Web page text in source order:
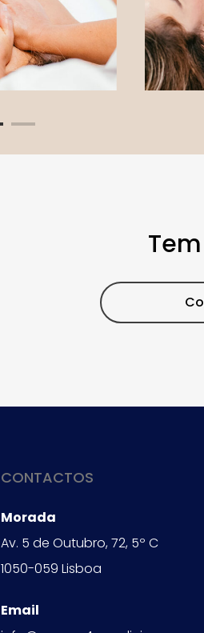
CONTACTOS
Morada
Av. 5 de Outubro, 72, 5º C
1050-059 Lisboa
Email